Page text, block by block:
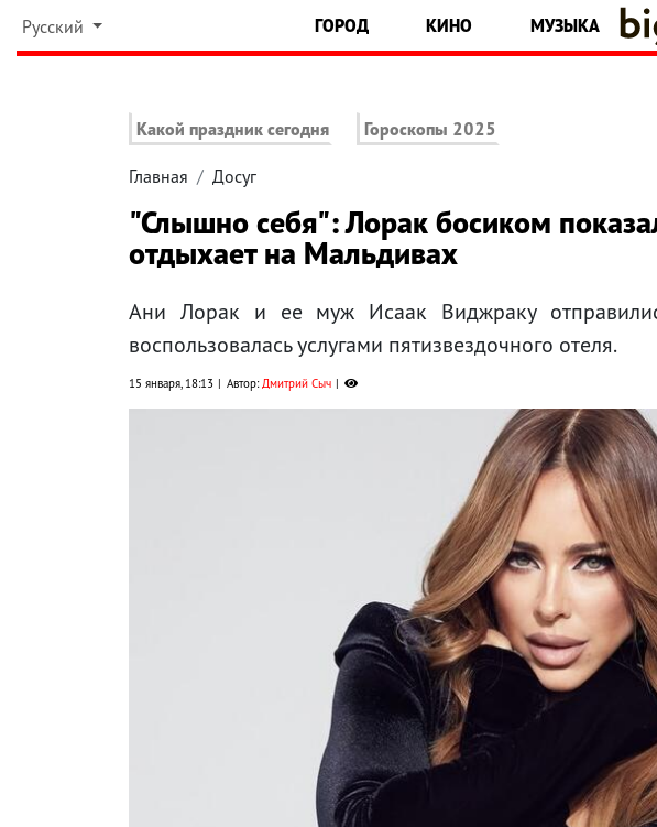
Русский ГОРОД КИНО МУЗЫКА
Какой праздник сегодня Гороскопы 2025
Главная Досуг
"Слышно себя": Лорак босиком
отдыхает на Мальдивах
Ани Лорак и ее муж Исаак Виджраку
воспользовалась услугами пятизвездочного отеля.
15 января, 18:13 Автор:Дмитрий Сыч